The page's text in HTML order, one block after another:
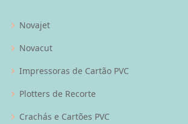
Novajet
Novacut
Impressoras de Cartão PVC
Plotters de Recorte
Crachás e Cartões PVC